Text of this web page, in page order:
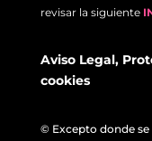
revisar la siguiente
Aviso Legal,
cookies
© Excepto donde